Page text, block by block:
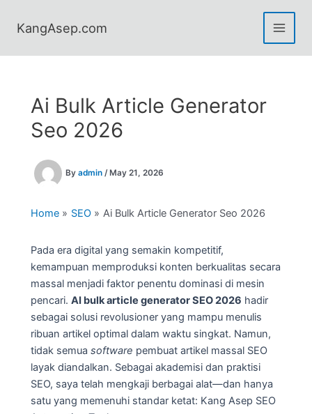
KangAsep.com
Ai Bulk Article Generator
Seo 2026
By admin / May 21, 2026
Home SEO Ai Bulk Article Generator Seo 2026
Pada era digital yang semakin kompetitif,
kemampuan memproduksi konten berkualitas secara
massal menjadi faktor penentu dominasi di mesin
pencari. AI bulk article generator SEO 2026 hadir
sebagai solusi revolusioner yang mampu menulis
ribuan artikel optimal dalam waktu singkat. Namun,
tidak semua software pembuat artikel massal SEO
layak diandalkan. Sebagai akademisi dan praktisi
SEO, saya telah mengkaji berbagai alat—dan hanya
satu yang memenuhi standar ketat: Kang Asep SEO